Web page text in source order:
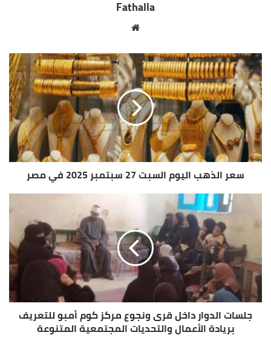
والمناطق السكنية التى وردت منها بعض الشكاوى مثل
شوارع الغازات وأبطال التحرير ، بالإضافة إلى مناطق
والصداقة الجديدة ، مع دعمها بصناديق القمامة ، وهو
الذى توازى معه تكثيف ورفع كفاءة الإنارة العامة ،
وتركيب اللمبات الجديدة الموفرة للطاقة .
Fathalla
الوي
ب
سعر الذهب اليوم السبت 27 سبتمبر 2025 في مصر
جلسات الدوار داخل قرى ونجوع مركز كوم أمبو للتعريف
بريادة الأعمال والتحديات المجتمعية المتنوعة